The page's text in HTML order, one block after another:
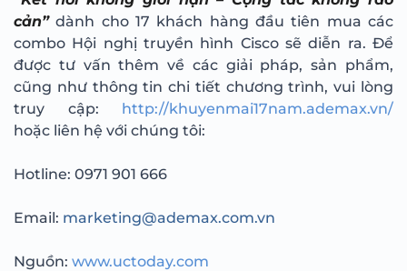
cản”dành cho 17 khách hàng đầu tiên mua các
combo Hội nghị truyền hình Cisco sẽ diễn ra. Để
được tư vấn thêm về các giải pháp, sản phẩm,
cũng như thông tin chi tiết chương trình, vui lòng
truy cập: http://khuyenmai17nam.ademax.vn/
hoặc liên hệ với chúng tôi:
Hotline: 0971 901 666
Email: marketing@ademax.com.vn
Nguồn: www.uctoday.com